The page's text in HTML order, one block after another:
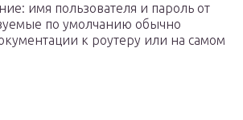
имя пользователя и пароль от
по умолчанию обычно
к роутеру или на самом